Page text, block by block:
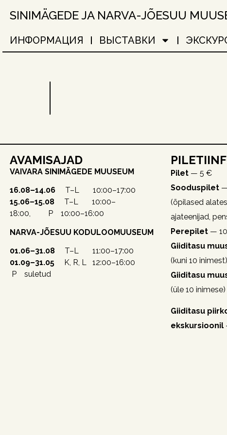
SINIMÄGEDE JA NARVA-JÕESUU
ИНФОРМАЦИЯ ВЫСТАВКИ
AVAMISAJAD
VAIVARA SINIMÄGEDE MUUSEUM
16.08–14.06 T–L 10:00–17:00
15.06–15.08 T–L 10:00–
18:00, P 10:00–16:00
NARVA-JÕESUU KODULOOMUUSEUM
01.06–31.08 T–L 11:00–17:00
01.09–31.05 K, R, L 12:00–16:00
P suletud
Pilet — 5 €
Sooduspilet
(õpilased
ajateenijad,
Perepilet —
Giiditasu
(kuni 10 inimest)
Giiditasu
(üle 10 inimese)
Giiditasu
ekskursioonil